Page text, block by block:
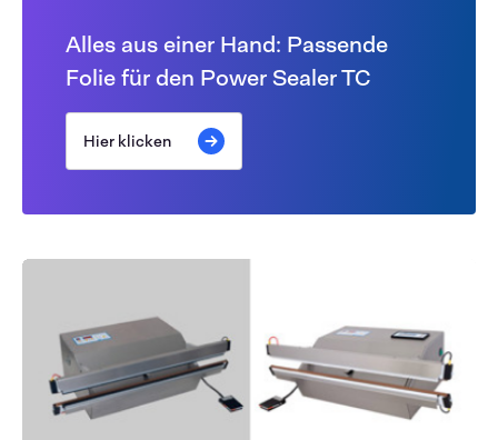
Alles aus einer Hand: Passende
Folie für den Power Sealer TC
Hier klicken